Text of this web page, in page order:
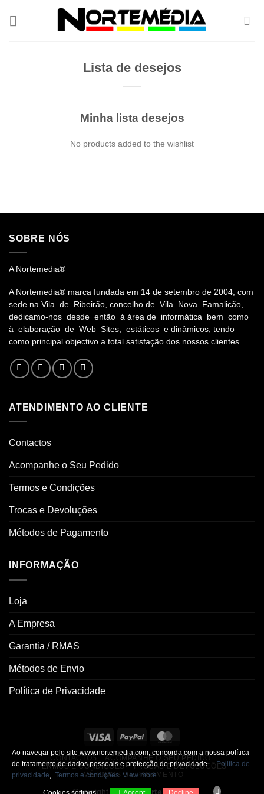
Lista de desejos
Minha lista desejos
No products added to the wishlist
SOBRE NÓS
A Nortemedia®
A Nortemedia® marca fundada em 14 de setembro de 2004, com
sede na Vila de Ribeirão, concelho de Vila Nova Famalicão,
dedicamo-nos desde então á área de informática bem como
à elaboração de Web Sites, estáticos e dinâmicos, tendo
como principal objectivo a total satisfação dos nossos clientes..
ATENDIMENTO AO CLIENTE
Contactos
Acompanhe o Seu Pedido
Termos e Condições
Trocas e Devoluções
Métodos de Pagamento
INFORMAÇÃO
Loja
A Empresa
Garantia / RMAS
Métodos de Envio
Política de Privacidade
CONTACTOS
ACOMPANHE O SEU PEDIDO
TERMOS E CONDIÇÕES
TROCAS E DEVOLUÇÕES
MÉTODOS DE PAGAMENTO
Copyright 2026 ©Nortemedia®
Ao navegar pelo site www.nortemedia.com, concorda com a nossa política
de tratamento de dados pessoais e protecção de privacidade. Politica de
privacidade, Termos e condições View more